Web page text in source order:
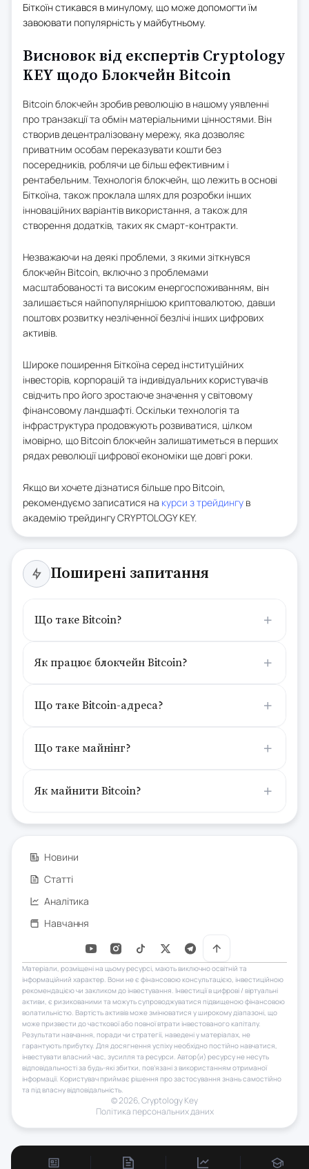
Біткоїн стикався в минулому, що може допомогти їм
завоювати популярність у майбутньому.
Висновок від експертів Cryptology
KEY щодо Блокчейн Bitcoin
Bitcoin блокчейн зробив революцію в нашому уявленні
про транзакції та обмін матеріальними цінностями. Він
створив децентралізовану мережу, яка дозволяє
приватним особам переказувати кошти без
посередників, роблячи це більш ефективним і
рентабельним. Технологія блокчейн, що лежить в основі
Біткоїна, також проклала шлях для розробки інших
інноваційних варіантів використання, а також для
створення додатків, таких як смарт-контракти.
Незважаючи на деякі проблеми, з якими зіткнувся
блокчейн Bitcoin, включно з проблемами
масштабованості та високим енергоспоживанням, він
залишається найпопулярнішою криптовалютою, давши
поштовх розвитку незліченної безлічі інших цифрових
активів.
Широке поширення Біткоїна серед інституційних
інвесторів, корпорацій та індивідуальних користувачів
свідчить про його зростаюче значення у світовому
фінансовому ландшафті. Оскільки технологія та
інфраструктура продовжують розвиватися, цілком
імовірно, що Bitcoin блокчейн залишатиметься в перших
рядах революції цифрової економіки ще довгі роки.
Якщо ви хочете дізнатися більше про Bitcoin,
рекомендуємо записатися на курси з трейдингу в
академію трейдингу CRYPTOLOGY KEY.
Поширені запитання
Що таке Bitcoin?
Як працює блокчейн Bitcoin?
Що таке Bitcoin-адреса?
Що таке майнінг?
Як майнити Bitcoin?
Новини
Статті
Аналітика
Навчання
Матеріали, розміщені на цьому ресурсі, мають виключно освітній та
інформаційний характер. Вони не є фінансовою консультацією, інвестиційною
рекомендацією чи закликом до інвестування. Інвестиції в цифрові / віртуальні
активи, є ризикованими та можуть супроводжуватися підвищеною фінансовою
волатильністю. Вартість активів може змінюватися у широкому діапазоні, що
може призвести до часткової або повної втрати інвестованого капіталу.
Результати навчання, поради чи стратегії, наведені у матеріалах, не
гарантують прибутку. Для досягнення успіху необхідно постійно навчатися,
інвестувати власний час, зусилля та ресурси. Автор(и) ресурсу не несуть
відповідальності за будь-які збитки, пов’язані з використанням отриманої
інформації. Користувач приймає рішення про застосування знань самостійно
та під власну відповідальність.
© 2026, Сryptology Key
Політика персональних даних